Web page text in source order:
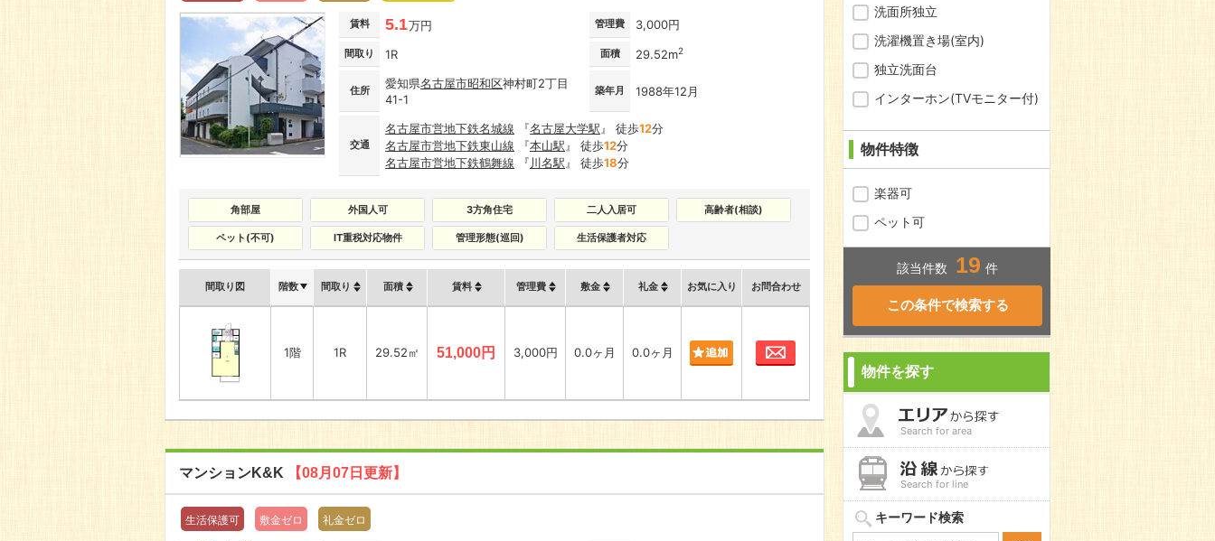
賃料 5.1万円 管理費 3,000円
間取り 1R 面積 29.52m2
住所 愛知県名古屋市昭和区神村町2丁目
41-1
築年月 1988年12月
交通
名古屋市営地下鉄名城線 『名古屋大学駅 』 徒歩12分
名古屋市営地下鉄東山線 『本山駅 』 徒歩12分
名古屋市営地下鉄鶴舞線 『川名駅 』 徒歩18分
角部屋 外国人可 3方角住宅 二人入居可 高齢者(相談)
ペット(不可) IT重税対応物件 管理形態(巡回) 生活保護者対応
間取り図 階数 間取り 面積 賃料 管理費 敷金 礼金 お気に入り お問合わせ
1階 1R 29.52㎡ 51,000円 3,000円 0.0ヶ月 0.0ヶ月
マンションK&K 【08月07日更新】
生活保護可 敷金ゼロ 礼金ゼロ
洗面所独立
洗濯機置き場(室内)
独立洗面台
インターホン(TVモニター付)
物件特徴
楽器可
ペット可
該当件数 19 件
物件を探す
Search for area
Search for line
キーワード検索